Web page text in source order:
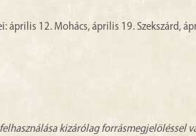
12. Mohács, április 19. Szekszárd,
kizárólag forrásmegjelöléssel